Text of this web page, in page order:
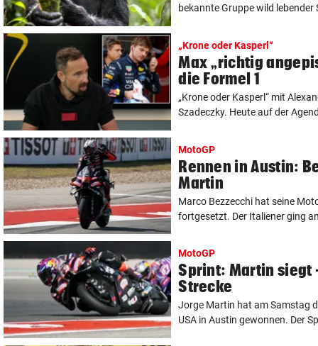
bekannte Gruppe wild lebender
„Krone oder Kasperl“
Max „richtig
die Formel 1
„Krone oder Kasperl“ mit
Szadeczky. Heute auf der
MotoGP
Rennen in Austin:
Martin
Marco Bezzecchi hat seine
fortgesetzt. Der Italiener ging
MotoGP
Sprint: Martin siegt
Strecke
Jorge Martin hat am Samstag
USA in Austin gewonnen. Der